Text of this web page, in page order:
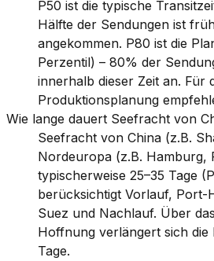
P50 ist die typische
Hälfte der Sendungen ist
angekommen. P80 ist die
Perzentil) – 80% der
innerhalb dieser Zeit an. Für
Produktionsplanung
Wie lange dauert Seefracht von
Seefracht von China (z.B.
Nordeuropa (z.B. Hamburg,
typischerweise 25–35 Tage
berücksichtigt Vorlauf, Port-
Suez und Nachlauf. Über
Hoffnung verlängert sich die
Tage.